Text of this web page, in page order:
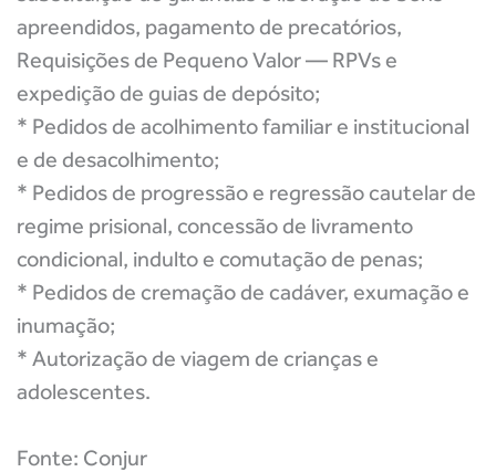
apreendidos, pagamento de precatórios,
Requisições de Pequeno Valor — RPVs e
expedição de guias de depósito;
* Pedidos de acolhimento familiar e institucional
e de desacolhimento;
* Pedidos de progressão e regressão cautelar de
regime prisional, concessão de livramento
condicional, indulto e comutação de penas;
* Pedidos de cremação de cadáver, exumação e
inumação;
* Autorização de viagem de crianças e
adolescentes.
Fonte: Conjur